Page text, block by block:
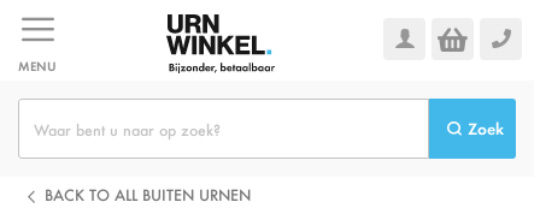
naar
de
inhoud
MENU
Zoek
BACK TO ALL BUITEN URNEN